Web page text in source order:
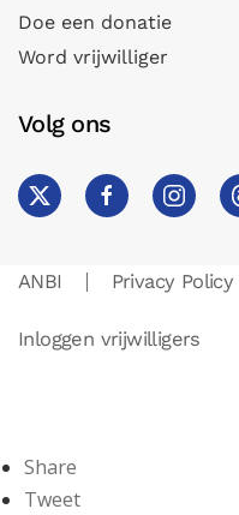
Doe een donatie
Word vrijwilliger
Volg ons
ANBI Privacy Policy
Inloggen vrijwilligers
Share
Tweet